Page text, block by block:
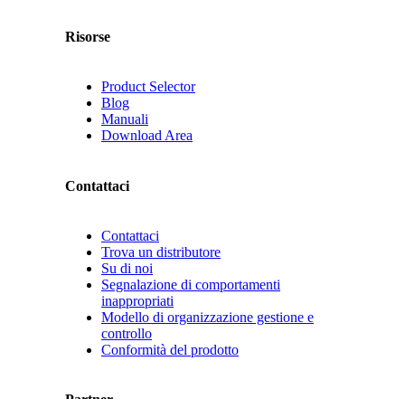
Risorse
Product Selector
Blog
Manuali
Download Area
Contattaci
Contattaci
Trova un distributore
Su di noi
Segnalazione di comportamenti
inappropriati
Modello di organizzazione gestione e
controllo
Conformità del prodotto